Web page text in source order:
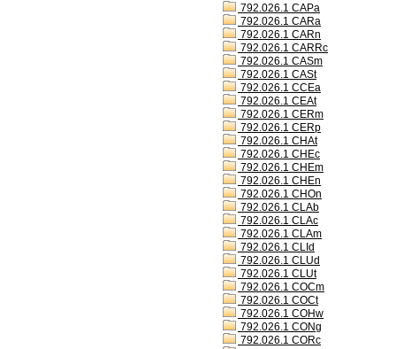
792.026.1 CAPa
792.026.1 CARa
792.026.1 CARn
792.026.1 CARRc
792.026.1 CASm
792.026.1 CASt
792.026.1 CCEa
792.026.1 CEAt
792.026.1 CERm
792.026.1 CERp
792.026.1 CHAt
792.026.1 CHEc
792.026.1 CHEm
792.026.1 CHEn
792.026.1 CHOn
792.026.1 CLAb
792.026.1 CLAc
792.026.1 CLAm
792.026.1 CLId
792.026.1 CLUd
792.026.1 CLUt
792.026.1 COCm
792.026.1 COCt
792.026.1 COHw
792.026.1 CONg
792.026.1 CORc